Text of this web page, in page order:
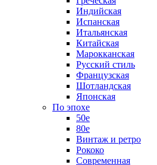
Индийская
Испанская
Итальянская
Китайская
Марокканская
Русский стиль
Французская
Шотландская
Японская
По эпохе
50е
80е
Винтаж и ретро
Рококо
Современная